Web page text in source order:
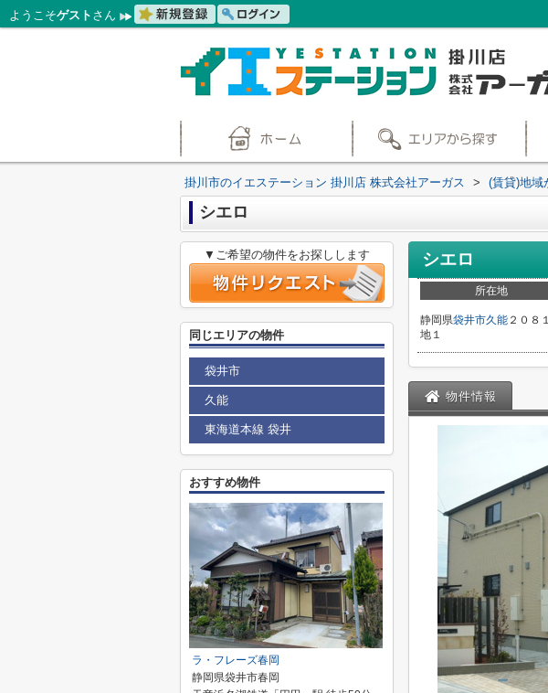
ようこそゲスト さん
掛川市のイエステーション 掛川店 株式会社アーガス > (賃貸)地域
シエロ
シエロ
所在地
静岡県袋井市久能 ２０８
地１
物件情報
▼ご希望の物件をお探しします
同じエリアの物件
袋井市
久能
東海道本線 袋井
おすすめ物件
ラ・フレーズ春岡
静岡県袋井市春岡